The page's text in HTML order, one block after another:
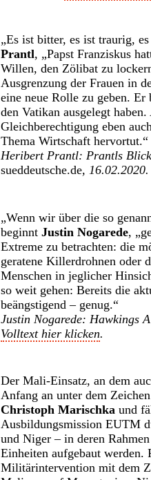
„Es ist bitter, es ist traurig,
Prantl, „Papst Franziskus
Willen, den Zölibat zu
Ausgrenzung der Frauen in
eine neue Rolle zu geben.
den Vatikan ausgelegt
Gleichberechtigung eben
Thema Wirtschaft hervortut.“
Heribert Prantl: Prantls
sueddeutsche.de,
„Wenn wir über die so
beginnt Justin Nogarede,
Extreme zu betrachten: die
geratene Killerdrohnen oder
Menschen in jeglicher
so weit gehen: Bereits die
beängstigend – genug.“
Justin Nogarede: Hawkings
Volltext hier klicken.
Der Mali-Einsatz, an dem
Anfang an unter dem
Christoph Marischka und
Ausbildungsmission EUTM
und Niger – in deren
Einheiten aufgebaut werden.
Militärintervention mit dem